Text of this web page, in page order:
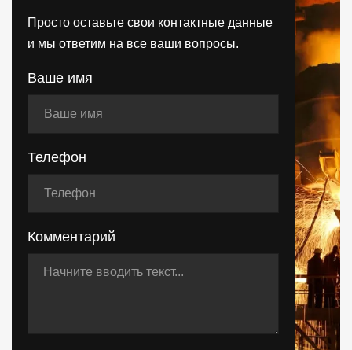
Просто оставьте свои контактные данные
и мы ответим на все ваши вопросы.
Ваше имя
Телефон
Комментарий